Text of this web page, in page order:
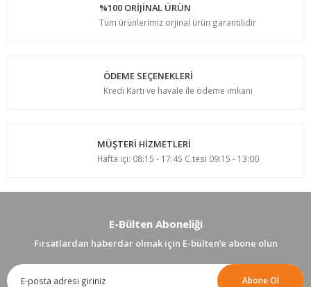
%100 ORİJİNAL ÜRÜN
Tüm ürünlerimiz orjinal ürün garantilidir
ÖDEME SEÇENEKLERİ
Kredi Kartı ve havale ile ödeme imkanı
MÜŞTERİ HİZMETLERİ
Hafta içi: 08:15 - 17:45 C.tesi 09:15 - 13:00
E-Bülten Aboneliği
Fırsatlardan haberdar olmak için E-bülten’e abone olun
Abone Ol